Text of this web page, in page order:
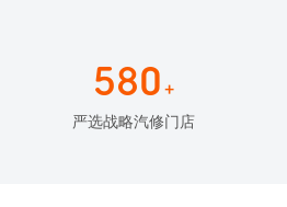
580 +
严选战略汽修门店